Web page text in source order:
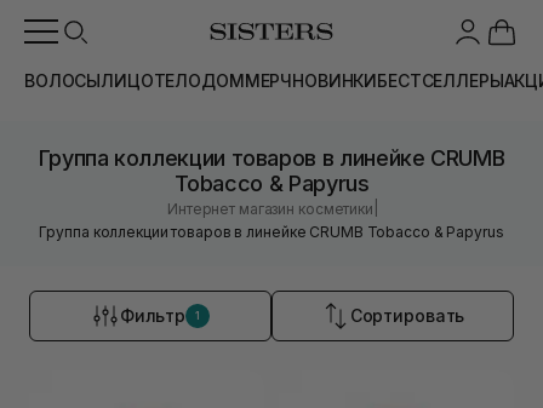
ВОЛОСЫЛИЦОТЕЛОДОММЕРЧНОВИНКИБЕСТСЕЛЛЕРЫ
Группа коллекции товаров в линейке CRUMB
Tobacco & Papyrus
Интернет магазин косметики
Группа коллекции товаров в линейке CRUMB Tobacco & Papyrus
Фильтр 1 Сортировать